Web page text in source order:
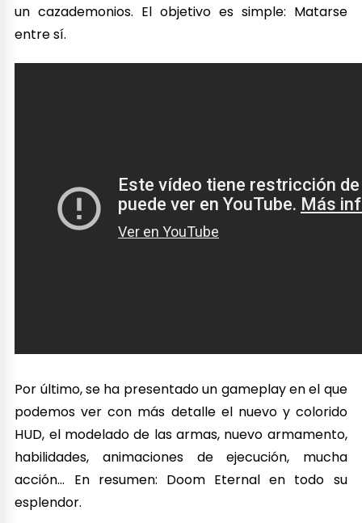
un cazademonios. El objetivo es simple: Matarse
entre sí.
Por último, se ha presentado un gameplay en el que
podemos ver con más detalle el nuevo y colorido
HUD, el modelado de las armas, nuevo armamento,
habilidades, animaciones de ejecución, mucha
acción… En resumen: Doom Eternal en todo su
esplendor.